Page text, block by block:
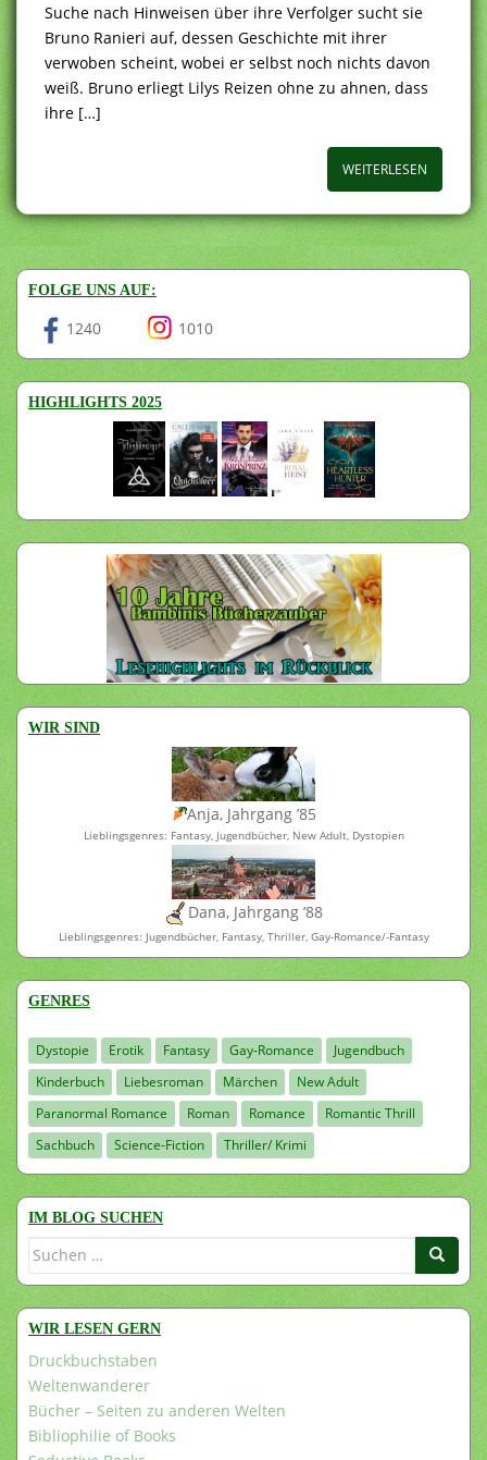
Suche nach Hinweisen über ihre Verfolger sucht sie
Bruno Ranieri auf, dessen Geschichte mit ihrer
verwoben scheint, wobei er selbst noch nichts davon
weiß. Bruno erliegt Lilys Reizen ohne zu ahnen, dass
ihre […]
WEITERLESEN
FOLGE UNS AUF:
1240 1010
HIGHLIGHTS 2025
WIR SIND
Anja, Jahrgang ’85
Lieblingsgenres: Fantasy, Jugendbücher, New Adult, Dystopien
Dana, Jahrgang ’88
Lieblingsgenres: Jugendbücher, Fantasy, Thriller, Gay-Romance/-Fantasy
GENRES
Dystopie Erotik Fantasy Gay-Romance
Jugendbuch
Kinderbuch
Liebesroman Märchen
New Adult
Paranormal Romance
Roman Romance
Romantic Thrill
Sachbuch
Science-Fiction Thriller/ Krimi
IM BLOG SUCHEN
Suchen
WIR LESEN GERN
Druckbuchstaben
Weltenwanderer
Bücher – Seiten zu anderen Welten
Bibliophilie of Books